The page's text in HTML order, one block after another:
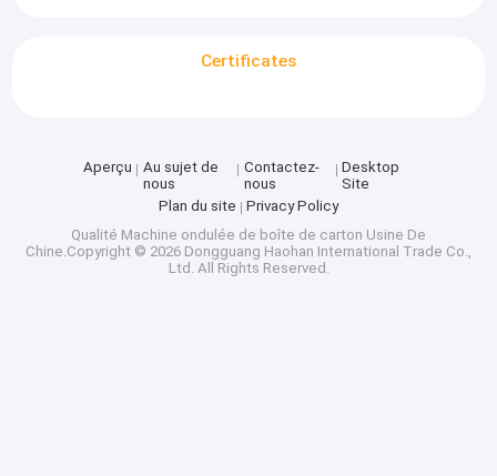
Certificates
Aperçu
Au sujet de
nous
Contactez-
nous
Desktop
Site
Plan du site
Privacy Policy
Qualité Machine ondulée de boîte de carton Usine De
Chine.Copyright © 2026 Dongguang Haohan International Trade Co.,
Ltd. All Rights Reserved.